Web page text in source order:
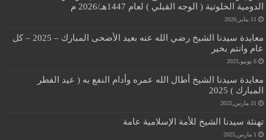
الدومية الخلوتية ( الوجه القبلي ) لعام 1447هـ/2026 م
11 يناير,2026
معايدة سيدنا الشيخ رضي الله عنه بعيد الأضحى المبارك – 2025 – كل
عام وانتم بخير
6 يونيو,2025
معايدة سيدنا الشيخ أطال الله عمره وأدام النفع به ( عيد الفطر
المبارك ) 2025
31 مارس,2025
تهنئة سيدنا الشيخ للأمة الإسلامية عامة
1 مارس,2025